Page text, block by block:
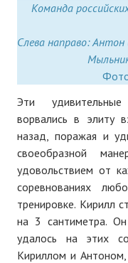
Согласие на
АРХИВ
№ 10
№ 11
№ 12
№ 1
№ 2
№ 3
Команда
Слева направо: Антон
Эти
ворвались в элиту
назад, поражая и
своеобразной
удовольствием от
соревнованиях
тренировке. Кирилл
на 3 сантиметра.
удалось на этих
Кириллом и